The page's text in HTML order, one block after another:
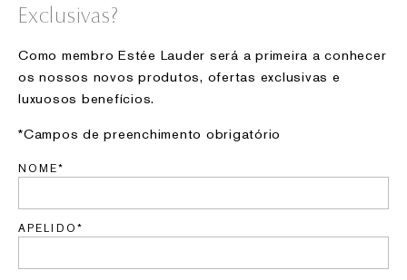
Exclusivas?
Como membro Estée Lauder será a primeira a conhecer
os nossos novos produtos, ofertas exclusivas e
luxuosos benefícios.
*Campos de preenchimento obrigatório
NOME*
APELIDO*